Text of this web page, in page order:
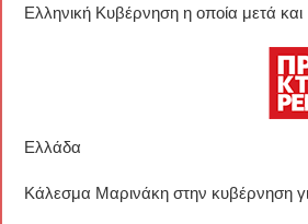
Ελληνική Κυβέρνηση η οποία μετά και
Ελλάδα
Κάλεσμα Μαρινάκη στην κυβέρνηση